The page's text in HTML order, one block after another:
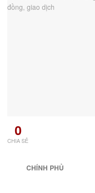
0
CHIA SẺ
CHÍNH PHỦ